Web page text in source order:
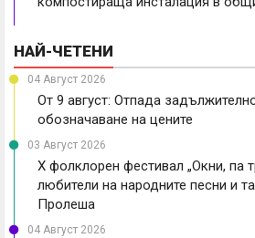
НАЙ-ЧЕТЕНИ
04 Август 2026
От 9 август: Отпада
обозначаване на цените
03 Август 2026
X фолклорен фестивал „Окни, па
любители на народните песни и
Пролеша
04 Август 2026